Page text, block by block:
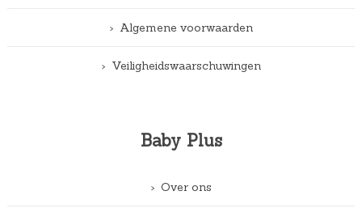
Algemene voorwaarden
Veiligheidswaarschuwingen
Baby Plus
Over ons